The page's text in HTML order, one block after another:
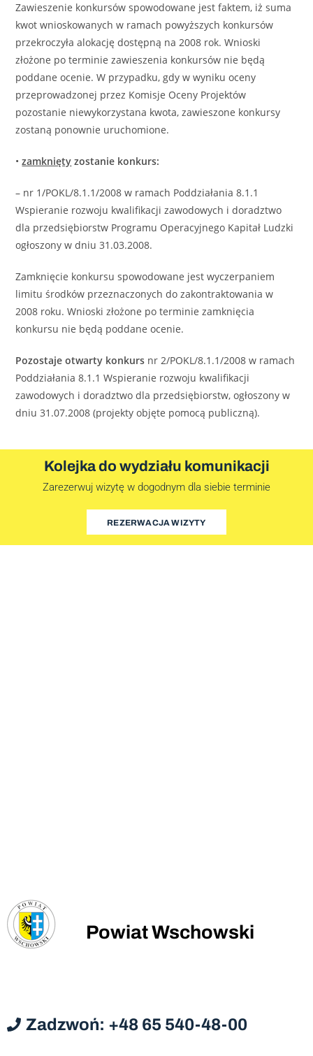
Zawieszenie konkursów spowodowane jest faktem, iż suma
kwot wnioskowanych w ramach powyższych konkursów
przekroczyła alokację dostępną na 2008 rok. Wnioski
złożone po terminie zawieszenia konkursów nie będą
poddane ocenie. W przypadku, gdy w wyniku oceny
przeprowadzonej przez Komisje Oceny Projektów
pozostanie niewykorzystana kwota, zawieszone konkursy
zostaną ponownie uruchomione.
•zamknięty zostanie konkurs:
– nr 1/POKL/8.1.1/2008 w ramach Poddziałania 8.1.1
Wspieranie rozwoju kwalifikacji zawodowych i doradztwo
dla przedsiębiorstw Programu Operacyjnego Kapitał Ludzki
ogłoszony w dniu 31.03.2008.
Zamknięcie konkursu spowodowane jest wyczerpaniem
limitu środków przeznaczonych do zakontraktowania w
2008 roku. Wnioski złożone po terminie zamknięcia
konkursu nie będą poddane ocenie.
Pozostaje otwarty konkurs nr 2/POKL/8.1.1/2008 w ramach
Poddziałania 8.1.1 Wspieranie rozwoju kwalifikacji
zawodowych i doradztwo dla przedsiębiorstw, ogłoszony w
dniu 31.07.2008 (projekty objęte pomocą publiczną).
Kolejka do wydziału komunikacji
Zarezerwuj wizytę w dogodnym dla siebie terminie
REZERWACJA WIZYTY
Powiat Wschowski
Zadzwoń: +48 65 540-48-00